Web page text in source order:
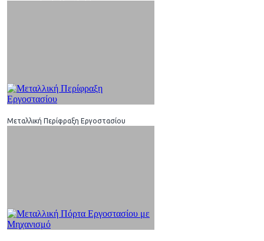
Μεταλλική Περίφραξη Εργοστασίου